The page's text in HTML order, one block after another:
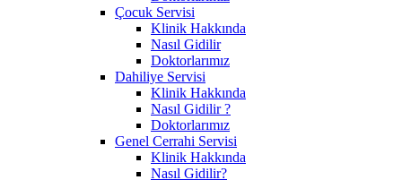
Çocuk Servisi
Klinik Hakkında
Nasıl Gidilir
Doktorlarımız
Dahiliye Servisi
Klinik Hakkında
Nasıl Gidilir ?
Doktorlarımız
Genel Cerrahi Servisi
Klinik Hakkında
Nasıl Gidilir?